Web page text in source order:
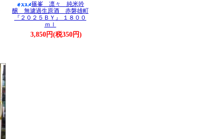
篠峯 凛々 純米吟
醸 無濾過生原酒 赤磐雄町
『２０２５ＢＹ』 １８００
ｍｌ
3,850円(税350円)